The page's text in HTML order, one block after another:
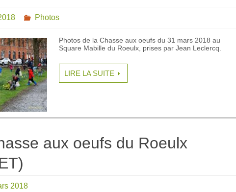
Photos
Photos de la Chasse aux oeufs du 31 mars 2018 au
Square Mabille du Roeulx, prises par Jean Leclercq.
LIRE LA SUITE
aux oeufs du Roeulx
2018